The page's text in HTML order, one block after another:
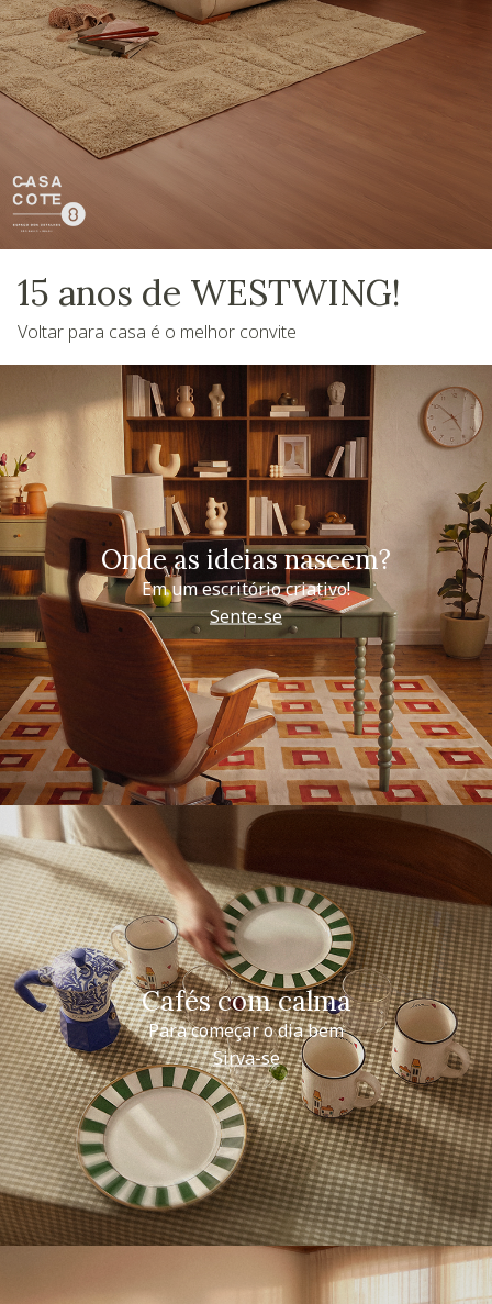
15 anos de WESTWING!
Voltar para casa é o melhor convite
Onde as ideias nascem?
Em um escritório criativo!
Sente-se
Cafés com calma
Para começar o dia bem
Sirva-se